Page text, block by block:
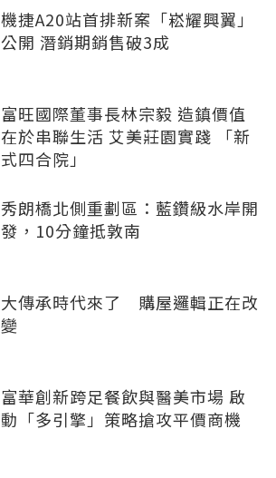
機捷A20站首排新案「崧耀興翼」
公開 潛銷期銷售破3成
富旺國際董事長林宗毅 造鎮價值
在於串聯生活 艾美莊園實踐 「新
式四合院」
秀朗橋北側重劃區：藍鑽級水岸開
發，10分鐘抵敦南
大傳承時代來了 購屋邏輯正在改
變
富華創新跨足餐飲與醫美市場 啟
動「多引擎」策略搶攻平價商機